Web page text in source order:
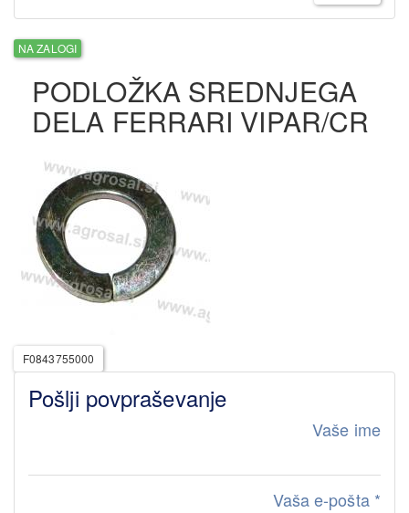
NA ZALOGI
PODLOŽKA SREDNJEGA
DELA FERRARI VIPAR/CR
F0843755000
Pošlji povpraševanje
Vaše ime
Vaša e-pošta *